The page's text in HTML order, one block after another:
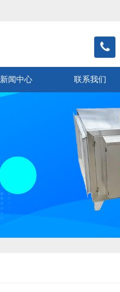
新闻中心 联系我们